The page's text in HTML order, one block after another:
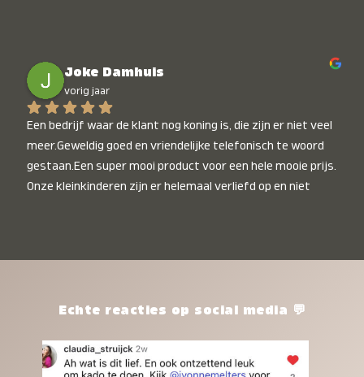
Joke Damhuis
vorig jaar
Een bedrijf waar de klant nog koning is, die zijn er niet veel
meer.Geweldig goed en vriendelijke telefonisch te woord
gestaan.Een super mooi product voor een hele mooie prijs.
Onze kleinkinderen zijn er helemaal verliefd op en niet
het waard.Echte reacties op social media 💬